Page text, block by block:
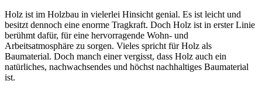
Holz ist im Holzbau in vielerlei Hinsicht genial. Es ist leicht und
besitzt dennoch eine enorme Tragkraft. Doch Holz ist in erster Linie
berühmt dafür, für eine hervorragende Wohn- und
Arbeitsatmosphäre zu sorgen. Vieles spricht für Holz als
Baumaterial. Doch manch einer vergisst, dass Holz auch ein
natürliches, nachwachsendes und höchst nachhaltiges Baumaterial
ist.